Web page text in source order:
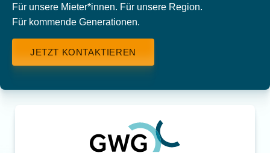
Für unsere Mieter*innen. Für unsere Region.
Für kommende Generationen.
JETZT KONTAKTIEREN